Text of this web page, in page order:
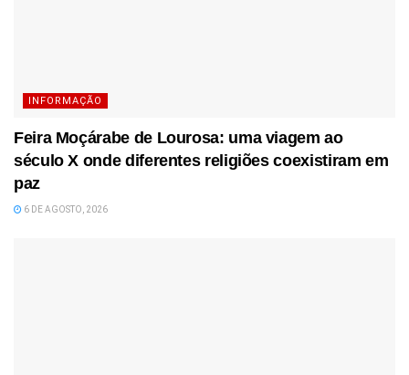
INFORMAÇÃO
Feira Moçárabe de Lourosa: uma viagem ao
século X onde diferentes religiões coexistiram em
paz
6 DE AGOSTO, 2026